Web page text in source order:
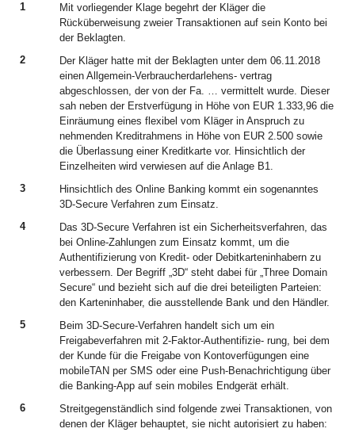
1
Mit vorliegender Klage begehrt der Kläger die
Rücküberweisung zweier Transaktionen auf sein Konto bei
der Beklagten.
2
Der Kläger hatte mit der Beklagten unter dem 06.11.2018
einen Allgemein-Verbraucherdarlehens- vertrag
abgeschlossen, der von der Fa. … vermittelt wurde. Dieser
sah neben der Erstverfügung in Höhe von EUR 1.333,96 die
Einräumung eines flexibel vom Kläger in Anspruch zu
nehmenden Kreditrahmens in Höhe von EUR 2.500 sowie
die Überlassung einer Kreditkarte vor. Hinsichtlich der
Einzelheiten wird verwiesen auf die Anlage B1.
3
Hinsichtlich des Online Banking kommt ein sogenanntes
3D-Secure Verfahren zum Einsatz.
4
Das 3D-Secure Verfahren ist ein Sicherheitsverfahren, das
bei Online-Zahlungen zum Einsatz kommt, um die
Authentifizierung von Kredit- oder Debitkarteninhabern zu
verbessern. Der Begriff „3D“ steht dabei für „Three Domain
Secure“ und bezieht sich auf die drei beteiligten Parteien:
den Karteninhaber, die ausstellende Bank und den Händler.
5
Beim 3D-Secure-Verfahren handelt sich um ein
Freigabeverfahren mit 2-Faktor-Authentifizie- rung, bei dem
der Kunde für die Freigabe von Kontoverfügungen eine
mobileTAN per SMS oder eine Push-Benachrichtigung über
die Banking-App auf sein mobiles Endgerät erhält.
6
Streitgegenständlich sind folgende zwei Transaktionen, von
denen der Kläger behauptet, sie nicht autorisiert zu haben: